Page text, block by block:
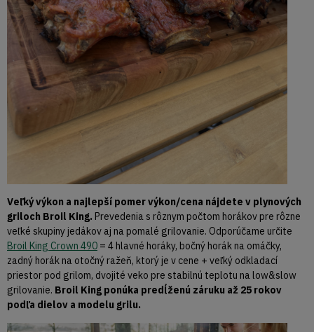
Veľký výkon a najlepší pomer výkon/cena nájdete v plynových
griloch Broil King. Prevedenia s rôznym počtom horákov pre rôzne
veľké skupiny jedákov aj na pomalé grilovanie. Odporúčame určite
Broil King Crown 490 = 4 hlavné horáky, bočný horák na omáčky,
zadný horák na otočný ražeň, ktorý je v cene + veľký odkladací
priestor pod grilom, dvojité veko pre stabilnú teplotu na low&slow
grilovanie. Broil King ponúka predĺženú záruku až 25 rokov
podľa dielov a modelu grilu.